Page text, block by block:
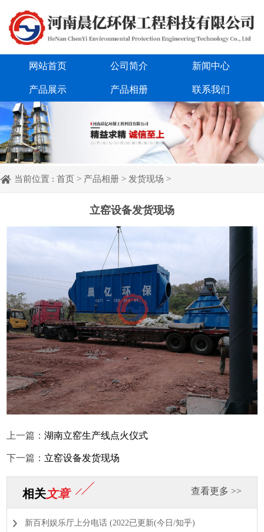
网站首页 公司简介 新闻中心
产品展示 产品相册 联系我们
当前位置 : 首页 > 产品相册 > 发货现场 >
立窑设备发货现场
上一篇：湖南立窑生产线点火仪式
下一篇： 立窑设备发货现场
相关文章 查看更多 >>
新百利娱乐厅上分电话 (2022已更新(今日/知乎)